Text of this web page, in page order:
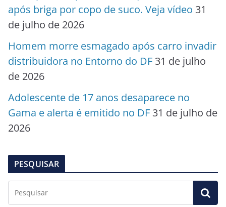
após briga por copo de suco. Veja vídeo 31
de julho de 2026
Homem morre esmagado após carro invadir
distribuidora no Entorno do DF 31 de julho
de 2026
Adolescente de 17 anos desaparece no
Gama e alerta é emitido no DF 31 de julho de
2026
PESQUISAR